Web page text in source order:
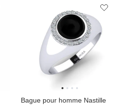
Bague pour homme Nastille